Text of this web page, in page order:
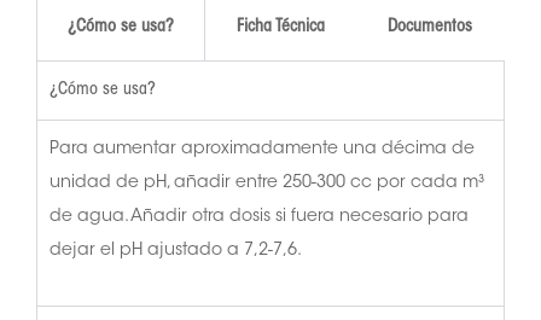
¿Cómo se usa? Ficha Técnica Documentos
¿Cómo se usa?
Para aumentar aproximadamente una décima de
unidad de pH, añadir entre 250-300 cc por cada m³
de agua. Añadir otra dosis si fuera necesario para
dejar el pH ajustado a 7,2-7,6.